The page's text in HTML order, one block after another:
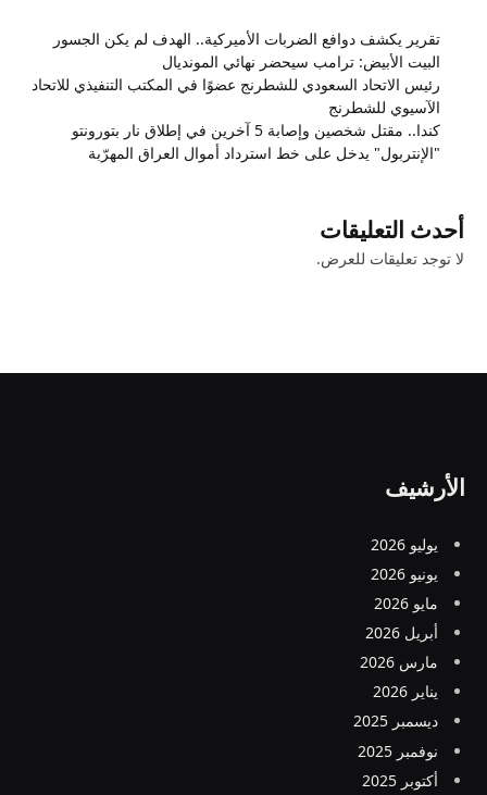
تقرير يكشف دوافع الضربات الأميركية.. الهدف لم يكن الجسور
البيت الأبيض: ترامب سيحضر نهائي المونديال
رئيس الاتحاد السعودي للشطرنج عضوًا في المكتب التنفيذي للاتحاد
الآسيوي للشطرنج
كندا.. مقتل شخصين وإصابة 5 آخرين في إطلاق نار بتورونتو
"الإنتربول" يدخل على خط استرداد أموال العراق المهرّبة
أحدث التعليقات
لا توجد تعليقات للعرض.
الأرشيف
يوليو 2026
يونيو 2026
مايو 2026
أبريل 2026
مارس 2026
يناير 2026
ديسمبر 2025
نوفمبر 2025
أكتوبر 2025